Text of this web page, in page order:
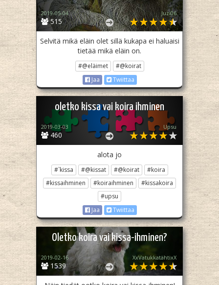
515
2019-05-04 Juzi06
Selvitä mikä eläin olet sillä kukapa ei haluaisi
tietää mikä eläin on.
#@eläimet
#@koirat
Jaa
Twiittaa
oletko kissa vai koira ihminen
460
2019-03-03 Upsu
alota jo
#`kissa #@kissat #@koirat
#koira
#kissaihminen
#koiraihminen
#kissakoira
#upsu
Jaa
Twiittaa
Oletko koira vai kissa-ihminen?
1539
2019-02-16 XxVatukkatähtixX